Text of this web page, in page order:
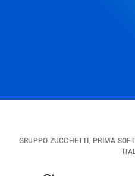
GRUPPO ZUCCHETTI, PRIMA